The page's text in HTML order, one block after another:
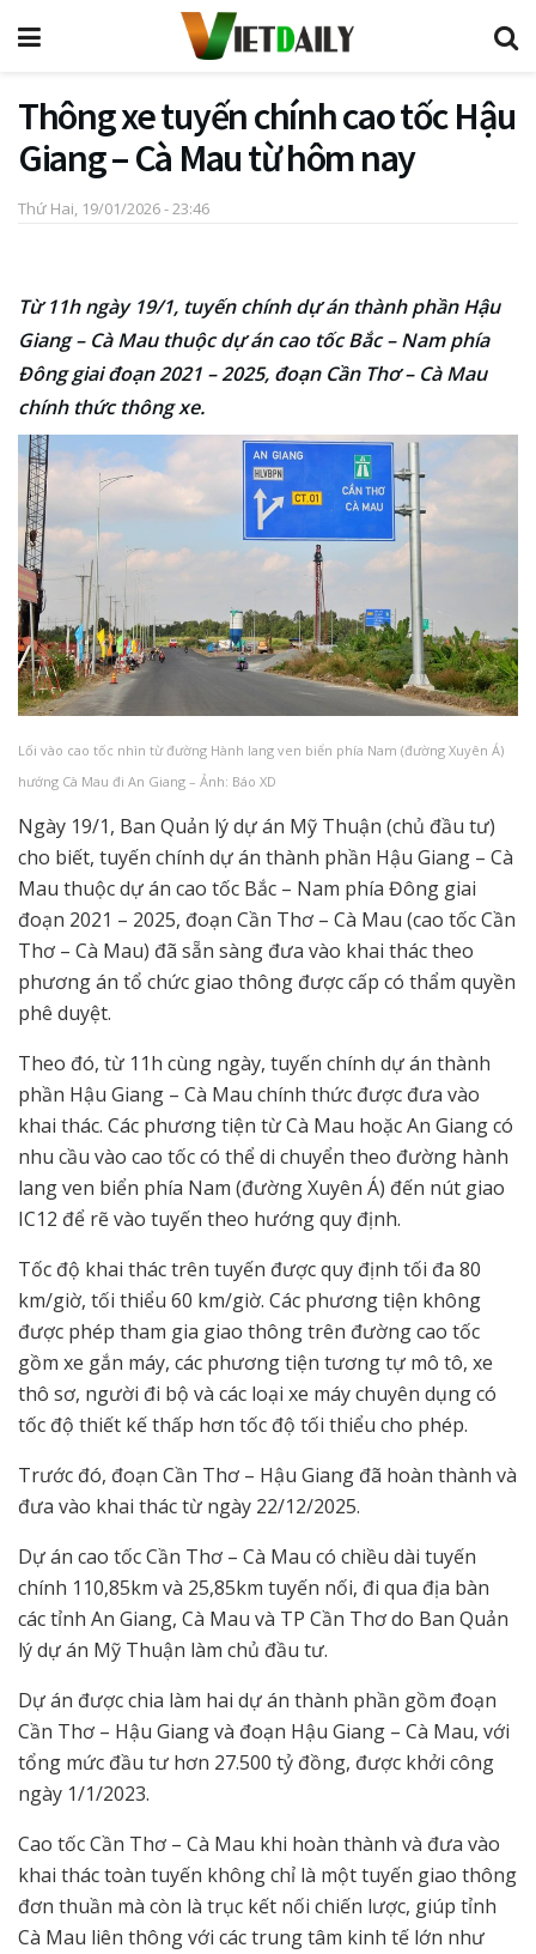
Thông xe tuyến chính cao tốc Hậu
Giang – Cà Mau từ hôm nay
Thứ Hai, 19/01/2026 - 23:46
Từ 11h ngày 19/1, tuyến chính dự án thành phần Hậu
Giang – Cà Mau thuộc dự án cao tốc Bắc – Nam phía
Đông giai đoạn 2021 – 2025, đoạn Cần Thơ – Cà Mau
chính thức thông xe.
Lối vào cao tốc nhìn từ đường Hành lang ven biển phía Nam (đường Xuyên Á)
hướng Cà Mau đi An Giang – Ảnh: Báo XD
Ngày 19/1, Ban Quản lý dự án Mỹ Thuận (chủ đầu tư)
cho biết, tuyến chính dự án thành phần Hậu Giang – Cà
Mau thuộc dự án cao tốc Bắc – Nam phía Đông giai
đoạn 2021 – 2025, đoạn Cần Thơ – Cà Mau (cao tốc Cần
Thơ – Cà Mau) đã sẵn sàng đưa vào khai thác theo
phương án tổ chức giao thông được cấp có thẩm quyền
phê duyệt.
Theo đó, từ 11h cùng ngày, tuyến chính dự án thành
phần Hậu Giang – Cà Mau chính thức được đưa vào
khai thác. Các phương tiện từ Cà Mau hoặc An Giang có
nhu cầu vào cao tốc có thể di chuyển theo đường hành
lang ven biển phía Nam (đường Xuyên Á) đến nút giao
IC12 để rẽ vào tuyến theo hướng quy định.
Tốc độ khai thác trên tuyến được quy định tối đa 80
km/giờ, tối thiểu 60 km/giờ. Các phương tiện không
được phép tham gia giao thông trên đường cao tốc
gồm xe gắn máy, các phương tiện tương tự mô tô, xe
thô sơ, người đi bộ và các loại xe máy chuyên dụng có
tốc độ thiết kế thấp hơn tốc độ tối thiểu cho phép.
Trước đó, đoạn Cần Thơ – Hậu Giang đã hoàn thành và
đưa vào khai thác từ ngày 22/12/2025.
Dự án cao tốc Cần Thơ – Cà Mau có chiều dài tuyến
chính 110,85km và 25,85km tuyến nối, đi qua địa bàn
các tỉnh An Giang, Cà Mau và TP Cần Thơ do Ban Quản
lý dự án Mỹ Thuận làm chủ đầu tư.
Dự án được chia làm hai dự án thành phần gồm đoạn
Cần Thơ – Hậu Giang và đoạn Hậu Giang – Cà Mau, với
tổng mức đầu tư hơn 27.500 tỷ đồng, được khởi công
ngày 1/1/2023.
Cao tốc Cần Thơ – Cà Mau khi hoàn thành và đưa vào
khai thác toàn tuyến không chỉ là một tuyến giao thông
đơn thuần mà còn là trục kết nối chiến lược, giúp tỉnh
Cà Mau liên thông với các trung tâm kinh tế lớn như